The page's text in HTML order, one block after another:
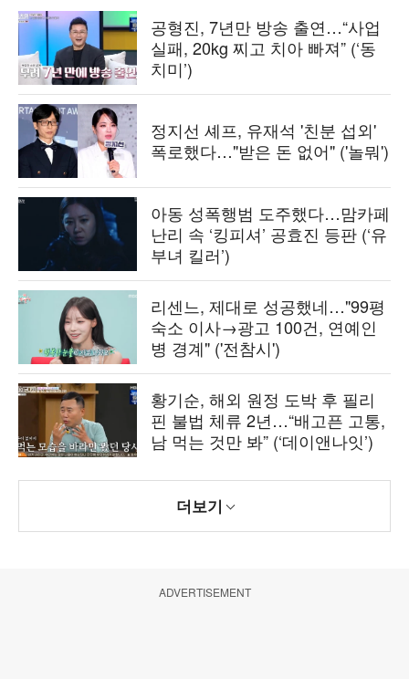
공형진, 7년만 방송 출연…“사업
실패, 20kg 찌고 치아 빠져” (‘동
치미’)
정지선 셰프, 유재석 '친분 섭외'
폭로했다…"받은 돈 없어" ('놀뭐')
아동 성폭행범 도주했다…맘카페
난리 속 ‘킹피셔’ 공효진 등판 (‘유
부녀 킬러’)
리센느, 제대로 성공했네…"99평
숙소 이사→광고 100건, 연예인
병 경계" ('전참시')
황기순, 해외 원정 도박 후 필리
핀 불법 체류 2년…“배고픈 고통,
남 먹는 것만 봐” (‘데이앤나잇’)
더보기
ADVERTISEMENT